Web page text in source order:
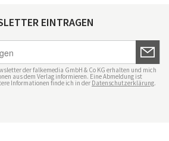
EINTRAGEN
der falkemedia GmbH & Co KG erhalten und mich
aus dem Verlag informieren. Eine Abmeldung ist
Informationen finde ich in der Datenschutzerklärung.